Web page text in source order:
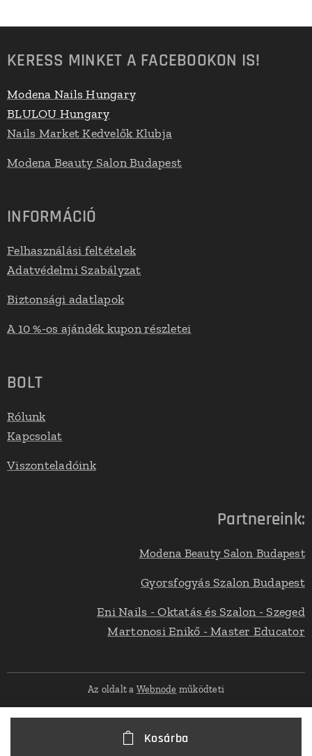
Kosárba
KERESS MINKET A FACEBOOKON IS!
Modena Nails Hungary
BLULOU Hungary
Nails Market Kedvelők Klubja
Modena Beauty Salon Budapest
INFORMÁCIÓ
Felhasználási feltételek
Adatvédelmi Szabályzat
Biztonsági adatlapok
A 10 %-os ajándék kupon részletei
BOLT
Rólunk
Kapcsolat
Viszonteladóink
Partnereink:
Modena Beauty Salon Budapest
Gyorsfogyás Szalon Budapest
Eni Nails - Oktatás és Szalon - Szeged
Martonosi Enikő - Master Educator
Az oldalt a Webnode működteti